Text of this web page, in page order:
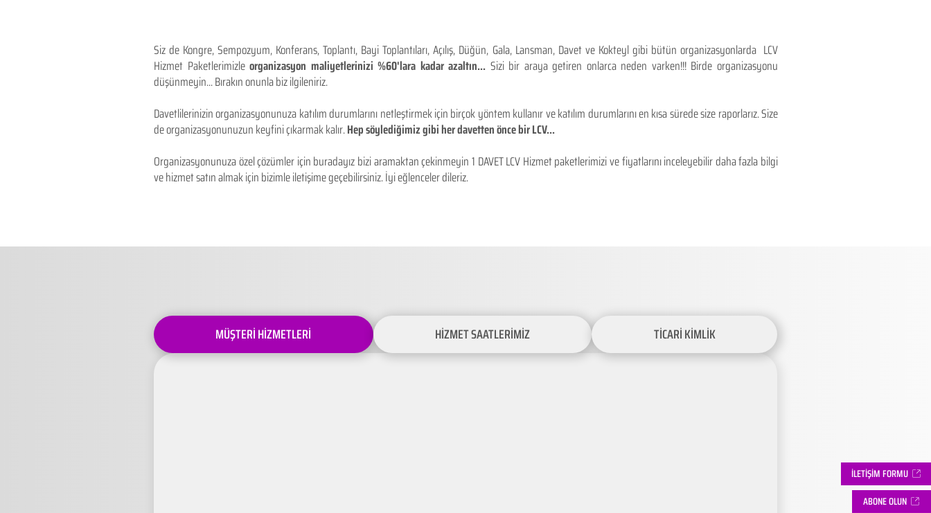
ABONE OLUN
İLETİŞİM FORMU
Siz de Kongre, Sempozyum, Konferans, Toplantı, Bayi Toplantıları, Açılış, Düğün, Gala, Lansman, Davet ve Kokteyl gibi bütün organizasyonlarda LCV
Hizmet Paketlerimizleorganizasyon maliyetlerinizi %60'lara kadar azaltın... Sizi bir araya getiren onlarca neden varken!!! Birde organizasyonu
düşünmeyin... Bırakın onunla biz ilgileniriz.
Davetlilerinizin organizasyonunuza katılım durumlarını netleştirmek için birçok yöntem kullanır ve katılım durumlarını en kısa sürede size raporlarız. Size
de organizasyonunuzun keyfini çıkarmak kalır.Hep söylediğimiz gibi her davetten önce bir LCV...
Organizasyonunuza özel çözümler için buradayız bizi aramaktan çekinmeyin 1 DAVET LCV Hizmet paketlerimizi ve fiyatlarını inceleyebilir daha fazla bilgi
ve hizmet satın almak için bizimle iletişime geçebilirsiniz. İyi eğlenceler dileriz.
MÜŞTERİ HİZMETLERİ HİZMET SAATLERİMİZ TİCARİ KİMLİK